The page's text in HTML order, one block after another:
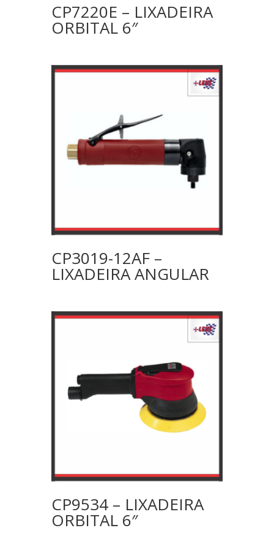
CP7220E – LIXADEIRA
ORBITAL 6″
CP3019-12AF –
LIXADEIRA ANGULAR
CP9534 – LIXADEIRA
ORBITAL 6″